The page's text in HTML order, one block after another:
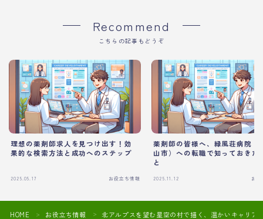
Recommend
こちらの記事もどうぞ
理想の薬剤師求人を見つけ出す！効
果的な検索方法と成功へのステップ
2025.05.17 お役立ち情報
薬剤師の皆様へ、緑風荘病院（
山市）への転職で知っておきた
と
2025.11.12 お
HOME ＞ お役立ち情報 ＞ 北アルプスを望む星空の村で描く、温かいキャリア